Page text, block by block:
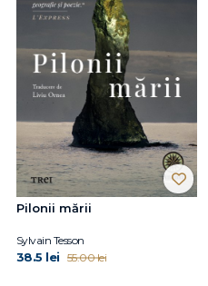
Pilonii mării
Sylvain Tesson
38.5 lei 55.00 lei